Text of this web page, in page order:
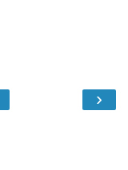
›